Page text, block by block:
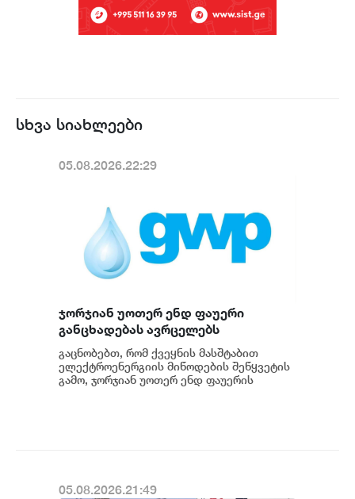
სხვა სიახლეები
05.08.2026.22:29
ჯორჯიან უოთერ ენდ ფაუერი
განცხადებას ავრცელებს
გაცნობებთ, რომ ქვეყნის მასშტაბით
ელექტროენერგიის მიწოდების შეწყვეტის
გამო, ჯორჯიან უოთერ ენდ ფაუერის
05.08.2026.21:49